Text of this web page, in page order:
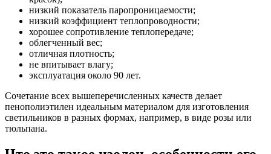
низкий показатель паропроницаемости;
низкий коэффициент теплопроводности;
хорошее сопротивление теплопередаче;
облегченный вес;
отличная плотность;
не впитывает влагу;
эксплуатация около 90 лет.
Сочетание всех вышеперечисленных качеств делает
пенополиэтилен идеальным материалом для изготовления
светильников в разных формах, например, в виде розы или
тюльпана.